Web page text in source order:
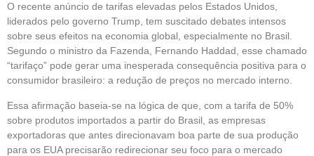
O recente anúncio de tarifas elevadas pelos Estados Unidos,
liderados pelo governo Trump, tem suscitado debates intensos
sobre seus efeitos na economia global, especialmente no Brasil.
Segundo o ministro da Fazenda, Fernando Haddad, esse chamado
“tarifaço” pode gerar uma inesperada consequência positiva para o
consumidor brasileiro: a redução de preços no mercado interno.
Essa afirmação baseia-se na lógica de que, com a tarifa de 50%
sobre produtos importados a partir do Brasil, as empresas
exportadoras que antes direcionavam boa parte de sua produção
para os EUA precisarão redirecionar seu foco para o mercado